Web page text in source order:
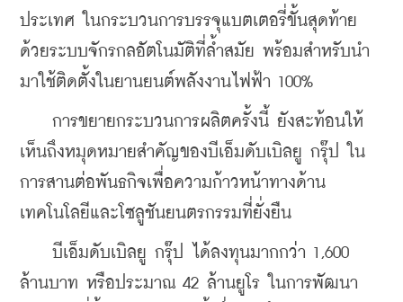
ประเทศ ในกระบวนการบรรจุแบตเตอรี่ขั้นสุดท้าย
ด้วยระบบจักรกลอัตโนมัติที่ล้ำสมัย พร้อมสำหรับนำ
มาใช้ติดตั้งในยานยนต์พลังงานไฟฟ้า 100%
การขยายกระบวนการผลิตครั้งนี้ ยังสะท้อนให้
เห็นถึงหมุดหมายสำคัญของบีเอ็มดับเบิลยู กรุ๊ป ใน
การสานต่อพันธกิจเพื่อความก้าวหน้าทางด้าน
เทคโนโลยีและโซลูชันยนตรกรรมที่ยั่งยืน
บีเอ็มดับเบิลยู กรุ๊ป ได้ลงทุนมากกว่า 1,600
ล้านบาท หรือประมาณ 42 ล้านยูโร ในการพัฒนา